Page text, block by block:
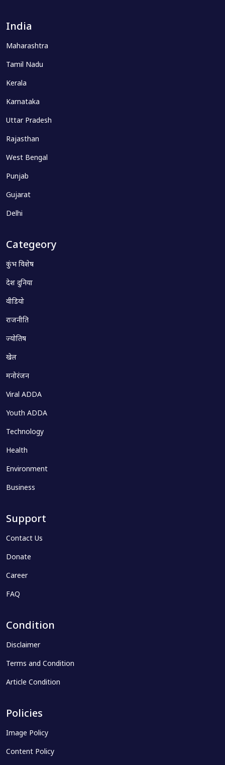
India
Maharashtra
Tamil Nadu
Kerala
Karnataka
Uttar Pradesh
Rajasthan
West Bengal
Punjab
Gujarat
Delhi
Categeory
कुंभ विशेष
देश दुनिया
वीडियो
राजनीति
ज्योतिष
खेल
मनोरंजन
Viral ADDA
Youth ADDA
Technology
Health
Environment
Business
Support
Contact Us
Donate
Career
FAQ
Condition
Disclaimer
Terms and Condition
Article Condition
Policies
Image Policy
Content Policy